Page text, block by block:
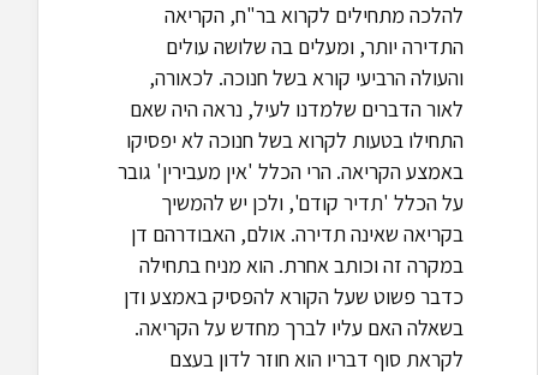
להלכה מתחילים לקרוא בר"ח, הקריאה
התדירה יותר, ומעלים בה שלושה עולים
והעולה הרביעי קורא בשל חנוכה. לכאורה,
לאור הדברים שלמדנו לעיל, נראה היה שאם
התחילו בטעות לקרוא בשל חנוכה לא יפסיקו
באמצע הקריאה. הרי הכלל 'אין מעבירין' גובר
על הכלל 'תדיר קודם', ולכן יש להמשיך
בקריאה שאינה תדירה. אולם, האבודרהם דן
במקרה זה וכותב אחרת. הוא מניח בתחילה
כדבר פשוט שעל הקורא להפסיק באמצע ודן
בשאלה האם עליו לברך מחדש על הקריאה.
לקראת סוף דבריו הוא חוזר לדון בעצם